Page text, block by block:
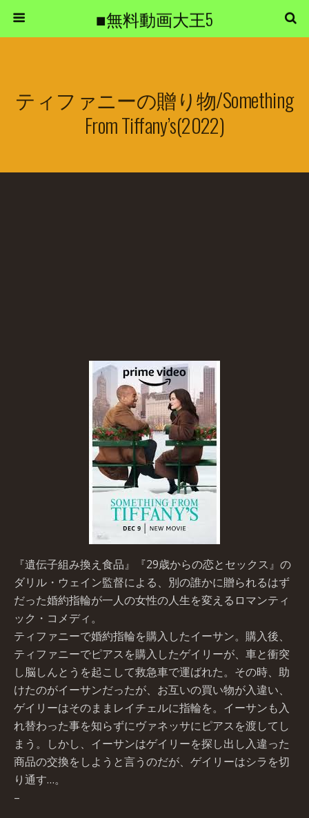
■無料動画大王5
ティファニーの贈り物/Something
From Tiffany’s(2022)
『遺伝子組み換え食品』『29歳からの恋とセックス』の
ダリル・ウェイン監督による、別の誰かに贈られるはず
だった婚約指輪が一人の女性の人生を変えるロマンティ
ック・コメディ。
ティファニーで婚約指輪を購入したイーサン。購入後、
ティファニーでピアスを購入したゲイリーが、車と衝突
し脳しんとうを起こして救急車で運ばれた。その時、助
けたのがイーサンだったが、お互いの買い物が入違い、
ゲイリーはそのままレイチェルに指輪を。イーサンも入
れ替わった事を知らずにヴァネッサにピアスを渡してし
まう。しかし、イーサンはゲイリーを探し出し入違った
商品の交換をしようと言うのだが、ゲイリーはシラを切
り通す…。
–